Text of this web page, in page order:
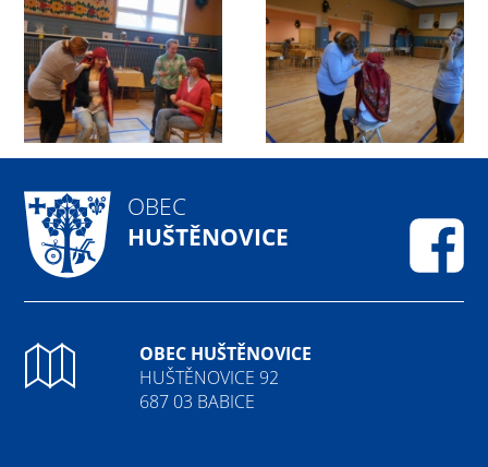
OBEC
HUŠTĚNOVICE
OBEC HUŠTĚNOVICE
HUŠTĚNOVICE 92
687 03 BABICE